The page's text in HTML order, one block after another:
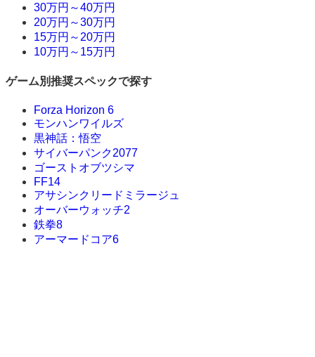
30万円～40万円
20万円～30万円
15万円～20万円
10万円～15万円
ゲーム別推奨スペックで探す
Forza Horizon 6
モンハンワイルズ
黒神話：悟空
サイバーパンク2077
ゴーストオブツシマ
FF14
アサシンクリードミラージュ
オーバーウォッチ2
鉄拳8
アーマードコア6